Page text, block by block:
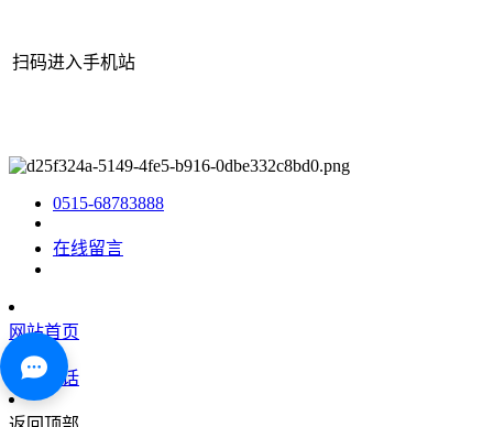
扫码进入手机站
0515-68783888
在线留言
网站首页
咨询电话